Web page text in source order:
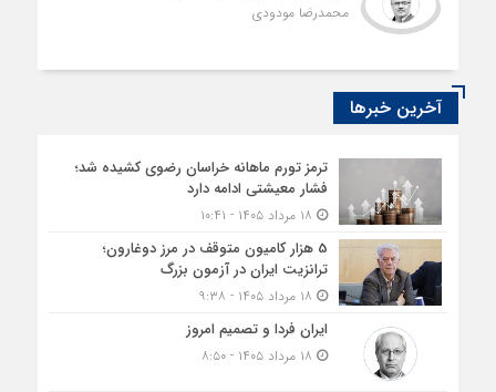
محمدرضا مودودی
آخرین خبرها
ترمز تورم ماهانه خراسان رضوی کشیده شد؛
فشار معیشتی ادامه دارد
5 هزار کامیون متوقف در مرز دوغارون؛
ترانزیت ایران در آزمون بزرگ
ایران فردا و تصمیم امروز